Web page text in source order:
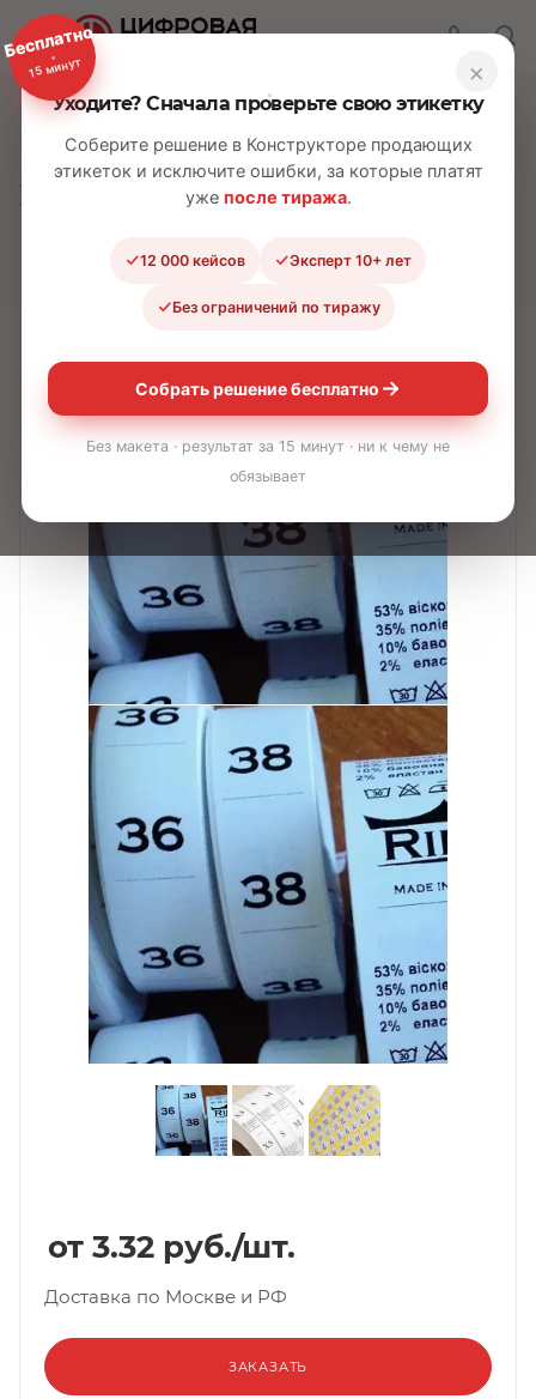
Главная — Каталог — Самоклеящиеся этикетки —
Этикетки на одежду на заказ
Этикетки на одежду
3.32 руб./шт.
Доставка по Москве и РФ
ЗАКАЗАТЬ
Бесплатно
15 минут ×
Уходите? Сначала проверьте свою этикетку
Соберите решение в Конструкторе продающих
этикеток и исключите ошибки, за которые платят
уже после тиража.
12 000 кейсов Эксперт 10+ лет
Без ограничений по тиражу
Собрать решение бесплатно
Без макета · результат за 15 минут · ни к чему не
обязывает